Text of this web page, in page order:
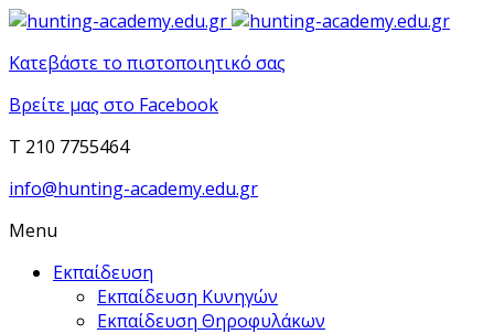
Κατεβάστε το πιστοποιητικό σας
Βρείτε μας στο Facebook
T 210 7755464
info@hunting-academy.edu.gr
Menu
Εκπαίδευση
Εκπαίδευση Κυνηγών
Εκπαίδευση Θηροφυλάκων